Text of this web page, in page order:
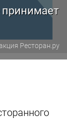
принимает
Ресторан.ру